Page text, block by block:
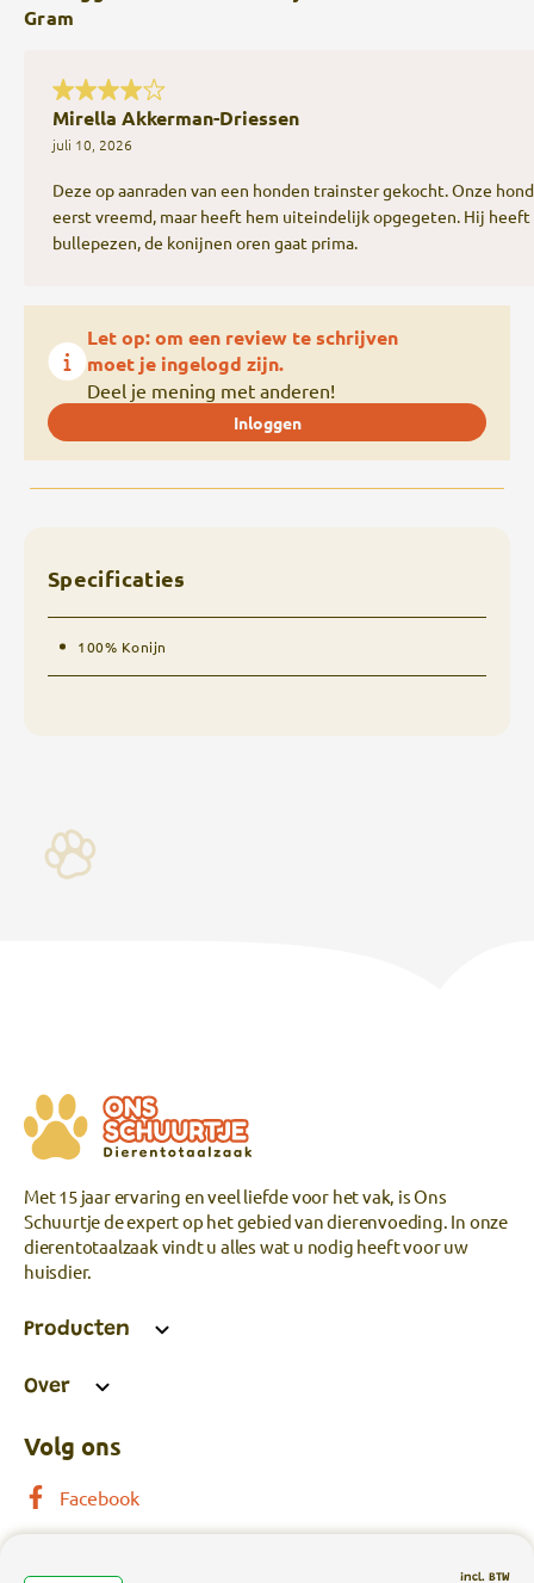
incl. BTW
Gram
Mirella Akkerman-Driessen
juli 10, 2026
Deze op aanraden van een honden trainster gekocht. Onze
eerst vreemd, maar heeft hem uiteindelijk opgegeten. Hij heeft
bullepezen, de konijnen oren gaat prima.
Let op: om een review te schrijven
moet je ingelogd zijn.
Deel je mening met anderen!
Inloggen
Specificaties
100% Konijn
Met 15 jaar ervaring en veel liefde voor het vak, is Ons
Schuurtje de expert op het gebied van dierenvoeding. In onze
dierentotaalzaak vindt u alles wat u nodig heeft voor uw
huisdier.
Producten
Over
Volg ons
Facebook